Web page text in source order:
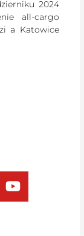
2024
all-cargo
a Katowice